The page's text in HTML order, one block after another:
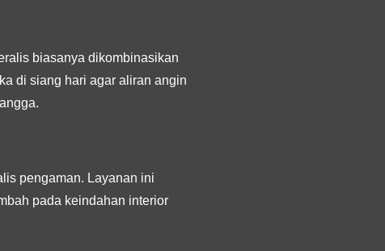
biasanya dikombinasikan
di siang hari agar aliran angin
pengaman. Layanan ini
pada keindahan interior